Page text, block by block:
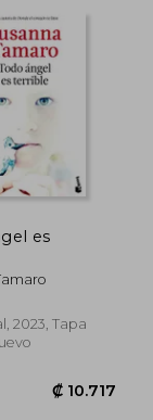
influyentes de
es
2023, Tapa